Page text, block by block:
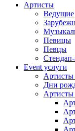
Артисты
Ведущие
Певицы
Певцы
Event услуги
Артисты
Дни
Артисты